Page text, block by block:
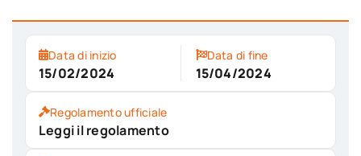
Data di inizio
15/02/2024
Data di fine
15/04/2024
Regolamento ufficiale
Leggi il regolamento